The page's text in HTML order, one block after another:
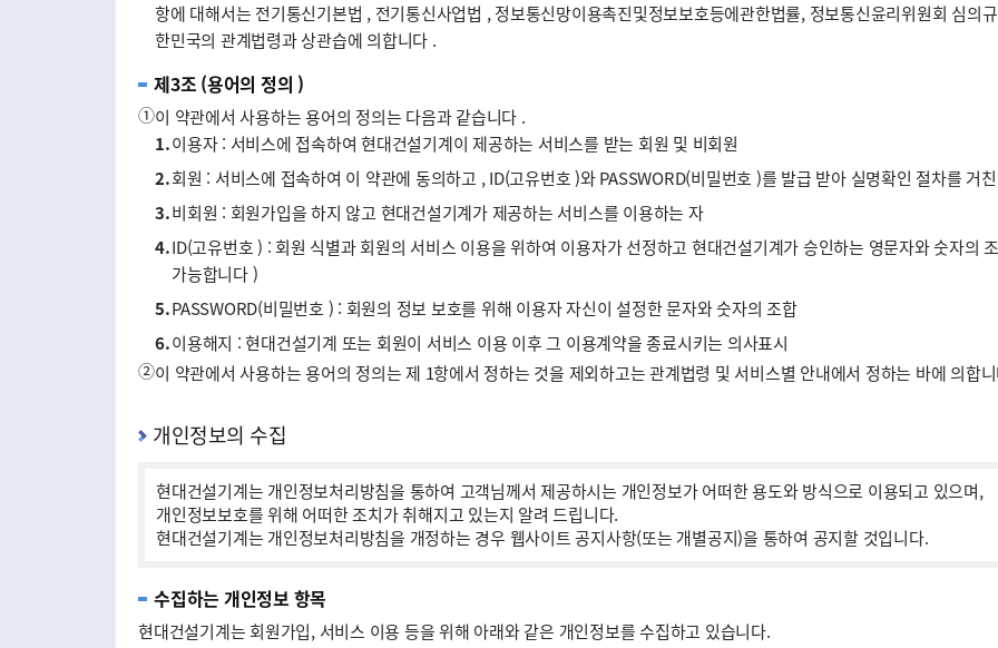
항에 대해서는 전기통신기본법 , 전기통신사업법 , 정보통신망이용촉진및정보보호등에관한법률, 정보통신윤리위원회 심의
한민국의 관계법령과 상관습에 의합니다 .
제3조 (용어의 정의 )
①이 약관에서 사용하는 용어의 정의는 다음과 같습니다 .
1.이용자 : 서비스에 접속하여 현대건설기계이 제공하는 서비스를 받는 회원 및 비회원
2.회원 : 서비스에 접속하여 이 약관에 동의하고 , ID(고유번호 )와 PASSWORD(비밀번호 )를 발급 받아 실명확인 절차를 거
3.비회원 : 회원가입을 하지 않고 현대건설기계가 제공하는 서비스를 이용하는 자
4.ID(고유번호 ) : 회원 식별과 회원의 서비스 이용을 위하여 이용자가 선정하고 현대건설기계가 승인하는 영문자와 숫자의
가능합니다 )
5.PASSWORD(비밀번호 ) : 회원의 정보 보호를 위해 이용자 자신이 설정한 문자와 숫자의 조합
6.이용해지 : 현대건설기계 또는 회원이 서비스 이용 이후 그 이용계약을 종료시키는 의사표시
②이 약관에서 사용하는 용어의 정의는 제 1항에서 정하는 것을 제외하고는 관계법령 및 서비스별 안내에서 정하는 바에 의합
개인정보의 수집
현대건설기계는 개인정보처리방침을 통하여 고객님께서 제공하시는 개인정보가 어떠한 용도와 방식으로 이용되고 있으며,
개인정보보호를 위해 어떠한 조치가 취해지고 있는지 알려 드립니다.
현대건설기계는 개인정보처리방침을 개정하는 경우 웹사이트 공지사항(또는 개별공지)을 통하여 공지할 것입니다.
수집하는 개인정보 항목
현대건설기계는 회원가입, 서비스 이용 등을 위해 아래와 같은 개인정보를 수집하고 있습니다.